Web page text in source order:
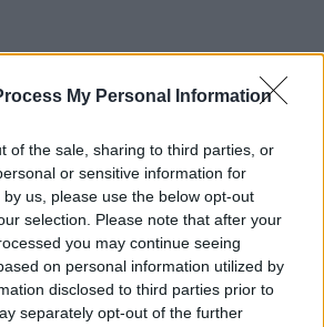
My Personal Information
of the sale, sharing to third parties, or
or sensitive information for
us, please use the below opt-out
selection. Please note that after your
you may continue seeing
on personal information utilized by
disclosed to third parties prior to
separately opt-out of the further
EmailCopy Print
EDUKACJA SEKSUALNA
KPRM ORDO IURIS PETYCJA